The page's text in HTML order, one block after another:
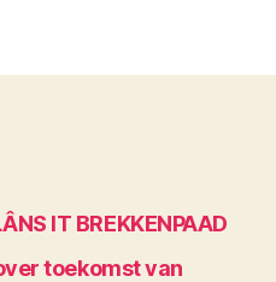
IT BREKKENPAAD
toekomst van